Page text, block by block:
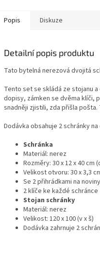
Popis Diskuze
Detailní popis produktu
Tato bytelná nerezová dvojitá
Tento set se skládá ze stojanu
dopisy, zámken se dvěma klíči,
snadněji zjistili, zda přišla
Dodávka obsahuje 2 schránky
Schránka
Materiál: nerez
Rozměry: 30 x 12 x 40 cm
Velikost otvoru: 30 x 3,3
Se 2 přihrádkami na noviny
2 klíče ke každé schránce
Stojan schránky
Materiál: nerez
Velikost: 120 x 100 (v x š)
Dodávka zahrnuje 2